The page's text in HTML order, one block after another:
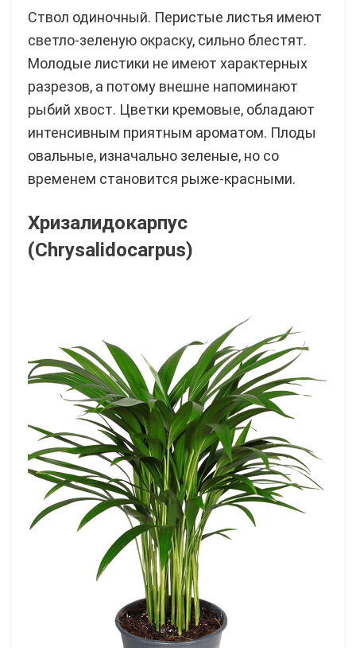
Ствол одиночный. Перистые листья имеют
светло-зеленую окраску, сильно блестят.
Молодые листики не имеют характерных
разрезов, а потому внешне напоминают
рыбий хвост. Цветки кремовые, обладают
интенсивным приятным ароматом. Плоды
овальные, изначально зеленые, но со
временем становится рыже-красными.
Хризалидокарпус
(Chrysalidocarpus)